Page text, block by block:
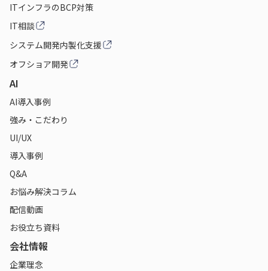
ITインフラのBCP対策
IT相談
システム開発内製化支援
オフショア開発
AI
AI導入事例
強み・こだわり
UI/UX
導入事例
Q&A
お悩み解決コラム
配信動画
お役立ち資料
会社情報
企業理念